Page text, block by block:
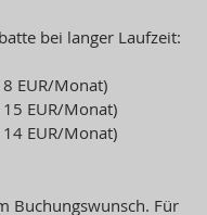
bei langer Laufzeit:
EUR/Monat)
EUR/Monat)
EUR/Monat)
Buchungswunsch. Für